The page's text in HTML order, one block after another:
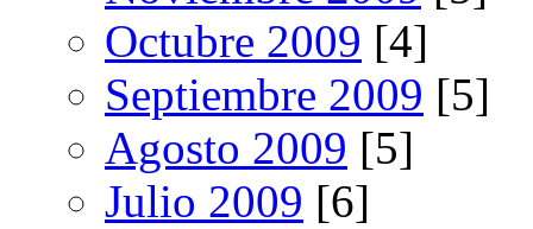
Octubre 2009 [4]
Septiembre 2009 [5]
Agosto 2009 [5]
Julio 2009 [6]